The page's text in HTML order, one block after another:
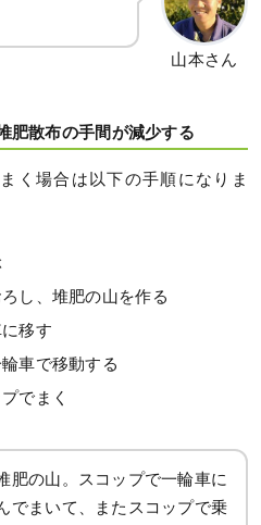
山本さん
肥散布の手間が減少する
く場合は以下の手順になりま
し、堆肥の山を作る
移す
車で移動する
でまく
肥の山。スコップで一輪車に
でまいて、またスコップで乗